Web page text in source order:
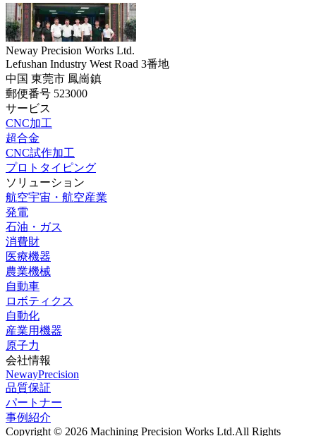
Neway Precision Works Ltd.
Lefushan Industry West Road 3番地
中国 東莞市 鳳崗鎮
郵便番号 523000
サービス
CNC加工
超合金
CNC試作加工
プロトタイピング
ソリューション
航空宇宙・航空産業
発電
石油・ガス
消費財
医療機器
農業機械
自動車
ロボティクス
自動化
産業用機器
原子力
会社情報
NewayPrecision
品質保証
パートナー
事例紹介
Copyright © 2026 Machining Precision Works Ltd.All Rights